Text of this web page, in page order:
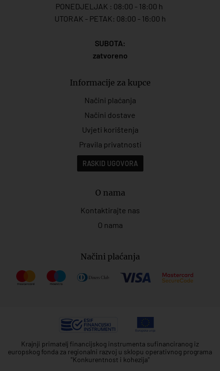
PONEDJELJAK : 08:00 - 18:00 h
UTORAK - PETAK: 08:00 - 16:00 h
SUBOTA:
zatvoreno
Informacije za kupce
Načini plaćanja
Načini dostave
Uvjeti korištenja
Pravila privatnosti
RASKID UGOVORA
O nama
Kontaktirajte nas
O nama
Načini plaćanja
Krajnji primatelj financijskog instrumenta sufinanciranog iz
europskog fonda za regionalni razvoj u sklopu operativnog programa
"Konkurentnost i kohezija"